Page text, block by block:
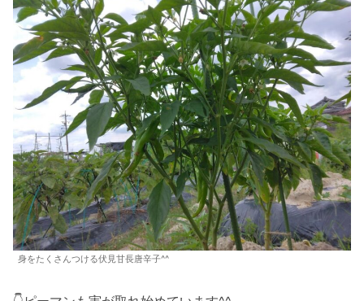
身をたくさんつける伏見甘長唐辛子^^